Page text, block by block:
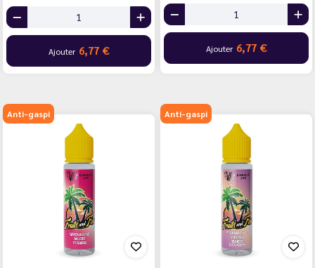
Ajouter 6,77 € Ajouter 6,77 €
Anti-gaspi Anti-gaspi